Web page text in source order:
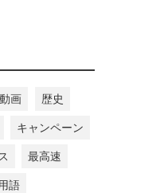
動画 歴史
キャンペーン
最高速
語